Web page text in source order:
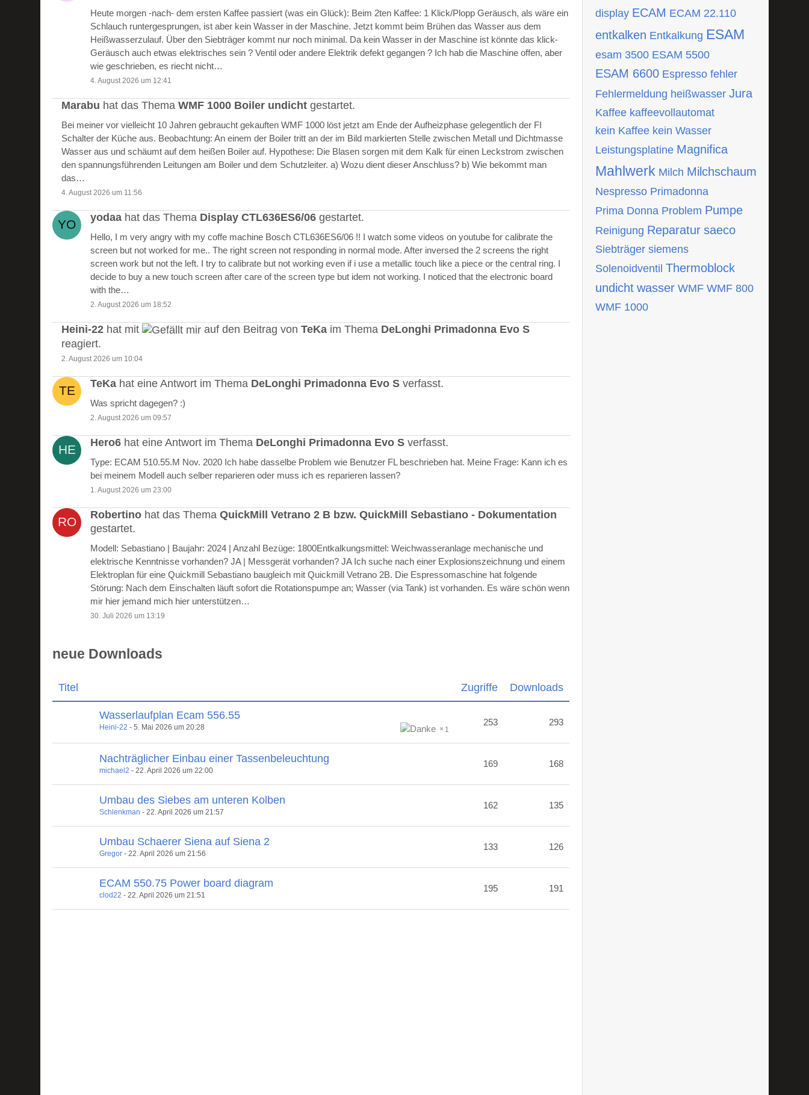
Heute morgen -nach- dem ersten Kaffee passiert (was ein Glück): Beim 2ten Kaffee: 1 Klick/Plopp Geräusch, als wäre ein
Schlauch runtergesprungen, ist aber kein Wasser in der Maschine. Jetzt kommt beim Brühen das Wasser aus dem
Heißwasserzulauf. Über den Siebträger kommt nur noch minimal. Da kein Wasser in der Maschine ist könnte das klick-
Geräusch auch etwas elektrisches sein ? Ventil oder andere Elektrik defekt gegangen ? Ich hab die Maschine offen, aber
wie geschrieben, es riecht nicht…
4. August 2026 um 12:41
Marabu hat das ThemaWMF 1000 Boiler undicht gestartet.
Bei meiner vor vielleicht 10 Jahren gebraucht gekauften WMF 1000 löst jetzt am Ende der Aufheizphase gelegentlich der FI
Schalter der Küche aus. Beobachtung: An einem der Boiler tritt an der im Bild markierten Stelle zwischen Metall und Dichtmasse
Wasser aus und schäumt auf dem heißen Boiler auf. Hypothese: Die Blasen sorgen mit dem Kalk für einen Leckstrom zwischen
den spannungsführenden Leitungen am Boiler und dem Schutzleiter. a) Wozu dient dieser Anschluss? b) Wie bekommt man
das…
4. August 2026 um 11:56
yodaa hat das Thema Display CTL636ES6/06 gestartet.
Hello, I m very angry with my coffe machine Bosch CTL636ES6/06 !! I watch some videos on youtube for calibrate the
screen but not worked for me.. The right screen not responding in normal mode. After inversed the 2 screens the right
screen work but not the left. I try to calibrate but not working even if i use a metallic touch like a piece or the central ring. I
decide to buy a new touch screen after care of the screen type but idem not working. I noticed that the electronic board
with the…
2. August 2026 um 18:52
Heini-22 hat mit auf den Beitrag vonTeKa im Thema DeLonghi Primadonna Evo S
reagiert.
2. August 2026 um 10:04
TeKa hat eine Antwort im Thema DeLonghi Primadonna Evo S verfasst.
Was spricht dagegen? :)
2. August 2026 um 09:57
Hero6 hat eine Antwort im Thema DeLonghi Primadonna Evo S verfasst.
Type: ECAM 510.55.M Nov. 2020 Ich habe dasselbe Problem wie Benutzer FL beschrieben hat. Meine Frage: Kann ich es
bei meinem Modell auch selber reparieren oder muss ich es reparieren lassen?
1. August 2026 um 23:00
Robertino hat das ThemaQuickMill Vetrano 2 B bzw. QuickMill Sebastiano - Dokumentation
gestartet.
Modell: Sebastiano | Baujahr: 2024 | Anzahl Bezüge: 1800Entkalkungsmittel: Weichwasseranlage mechanische und
elektrische Kenntnisse vorhanden? JA | Messgerät vorhanden? JA Ich suche nach einer Explosionszeichnung und einem
Elektroplan für eine Quickmill Sebastiano baugleich mit Quickmill Vetrano 2B. Die Espressomaschine hat folgende
Störung: Nach dem Einschalten läuft sofort die Rotationspumpe an; Wasser (via Tank) ist vorhanden. Es wäre schön wenn
mir hier jemand mich hier unterstützen…
30. Juli 2026 um 13:19
neue Downloads
Titel Zugriffe Downloads
Wasserlaufplan Ecam 556.55
1
Heini-22 -5. Mai 2026 um 20:28 253 293
Nachträglicher Einbau einer Tassenbeleuchtung
michael2 -22. April 2026 um 22:00
169 168
Umbau des Siebes am unteren Kolben
Schlenkman -22. April 2026 um 21:57
162 135
Umbau Schaerer Siena auf Siena 2
Gregor -22. April 2026 um 21:56
133 126
ECAM 550.75 Power board diagram
clod22 -22. April 2026 um 21:51
195 191
display ECAM ECAM 22.110
entkalken Entkalkung ESAM
esam 3500 ESAM 5500
ESAM 6600 Espresso fehler
Fehlermeldung heißwasser Jura
Kaffee kaffeevollautomat
kein Kaffee kein Wasser
Leistungsplatine Magnifica
Mahlwerk Milch Milchschaum
Nespresso Primadonna
Prima Donna Problem Pumpe
Reinigung Reparatur saeco
Siebträger siemens
Solenoidventil Thermoblock
undicht wasser WMF WMF 800
WMF 1000